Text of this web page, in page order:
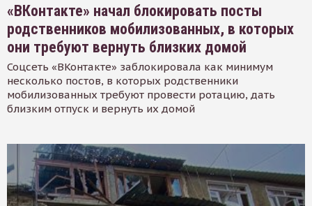
«ВКонтакте» начал блокировать посты
родственников мобилизованных, в которых
они требуют вернуть близких домой
Соцсеть «ВКонтакте» заблокировала как минимум
несколько постов, в которых родственники
мобилизованных требуют провести ротацию, дать
близким отпуск и вернуть их домой